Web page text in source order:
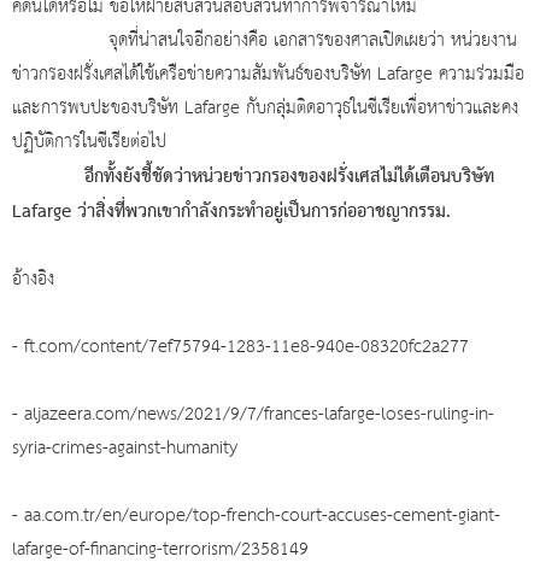
คดีนี้ได้หรือไม่ ขอให้ฝ่ายสืบสวนสอบสวนทำการพิจารณาใหม่
จุดที่น่าสนใจอีกอย่างคือ เอกสารของศาลเปิดเผยว่า หน่วยงาน
ข่าวกรองฝรั่งเศสได้ใช้เครือข่ายความสัมพันธ์ของบริษัท Lafarge ความร่วมมือ
และการพบปะของบริษัท Lafarge กับกลุ่มติดอาวุธในซีเรียเพื่อหาข่าวและคง
ปฏิบัติการในซีเรียต่อไป
อีกทั้งยังชี้ชัดว่าหน่วยข่าวกรองของฝรั่งเศสไม่ได้เตือนบริษัท
Lafarge ว่าสิ่งที่พวกเขากำลังกระทำอยู่เป็นการก่ออาชญากรรม.
อ้างอิง
-ft.com/content/7ef75794-1283-11e8-940e-08320fc2a277
-aljazeera.com/news/2021/9/7/frances-lafarge-loses-ruling-in-
syria-crimes-against-humanity
-aa.com.tr/en/europe/top-french-court-accuses-cement-giant-
lafarge-of-financing-terrorism/2358149